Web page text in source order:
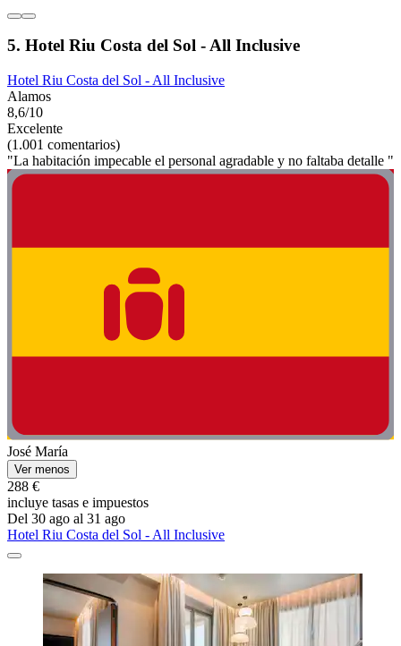
5. Hotel Riu Costa del Sol - All Inclusive
Hotel Riu Costa del Sol - All Inclusive
Alamos
8,6/10
Excelente
(1.001 comentarios)
"La habitación impecable el personal agradable y no faltaba detalle "
José María
Ver menos
288 €
incluye tasas e impuestos
Del 30 ago al 31 ago
Hotel Riu Costa del Sol - All Inclusive